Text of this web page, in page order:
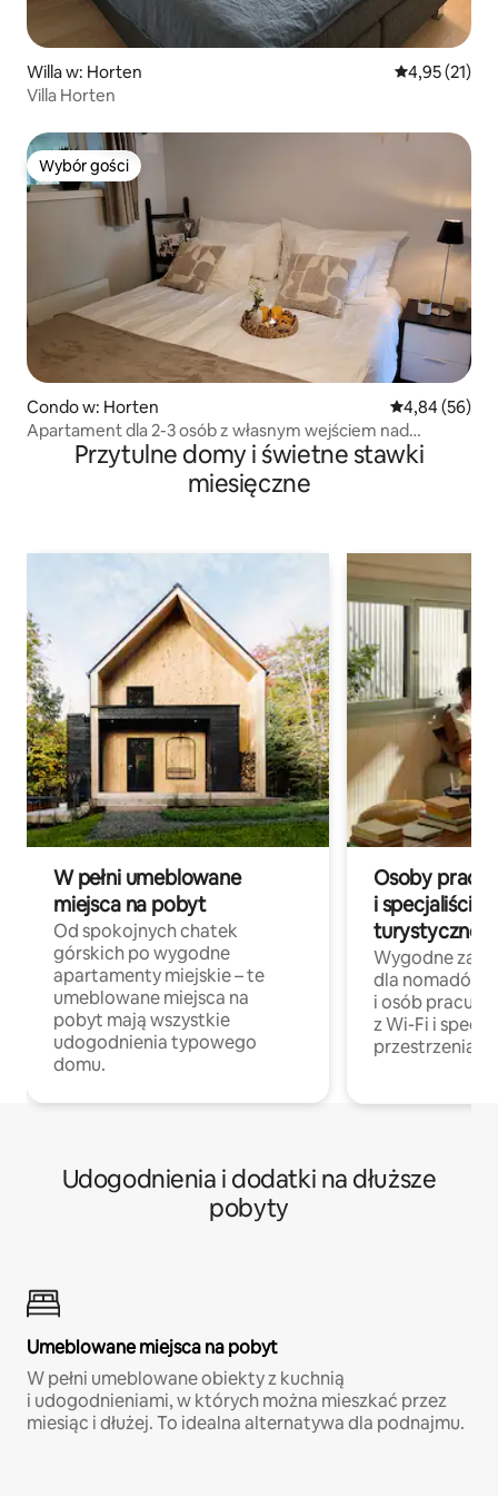
Willa w: Horten Średnia
4,95 (21)
Villa Horten
Wybór gości
Wybór gości
Condo w: Horten Średnia
4,84 (56)
Apartament dla 2-3 osób z własnym wejściem nad
morzemPrzytulne domy i świetne stawki
miesięczne
W pełni umeblowane
miejsca na pobyt
Od spokojnych chatek
górskich po wygodne
apartamenty miejskie – te
umeblowane miejsca na
pobyt mają wszystkie
udogodnienia typowego
domu.
Osoby
i specjaliści z
turystycznej
Wygodne
dla nomadów
i osób
z Wi-Fi i
przestrzenią
Udogodnienia i dodatki na dłuższe
pobyty
Umeblowane miejsca na pobyt
W pełni umeblowane obiekty z kuchnią
i udogodnieniami, w których można mieszkać przez
miesiąc i dłużej. To idealna alternatywa dla podnajmu.